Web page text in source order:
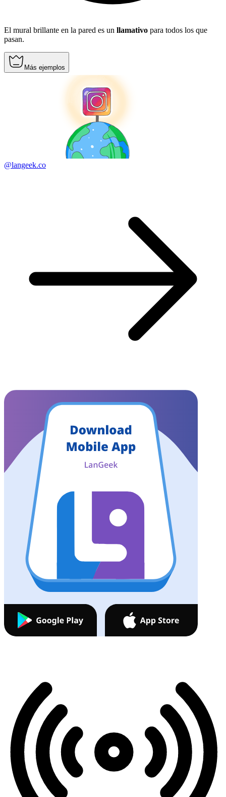
El mural brillante en la pared es un llamativo para todos los que
pasan.
Más ejemplos
@langeek.co